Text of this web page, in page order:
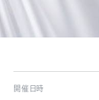
開催日時